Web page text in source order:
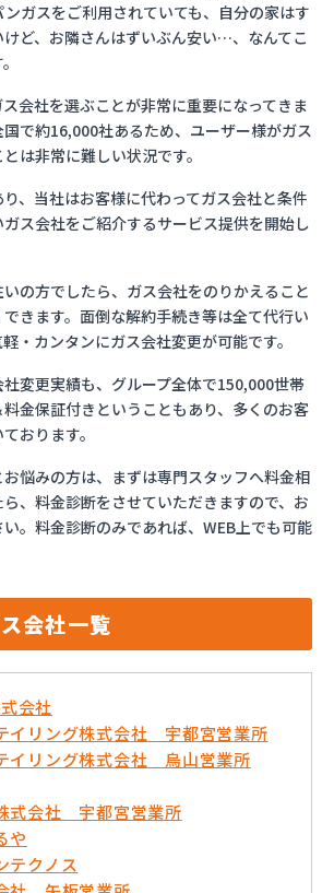
ガスをご利用されていても、自分の家はす
ど、お隣さんはずいぶん安い…、なんてこ
会社を選ぶことが非常に重要になってきま
で約16,000社あるため、ユーザー様がガス
は非常に難しい状況です。
、当社はお客様に代わってガス会社と条件
ス会社をご紹介するサービス提供を開始し
の方でしたら、ガス会社をのりかえること
きます。面倒な解約手続き等は全て代行い
・カンタンにガス会社変更が可能です。
変更実績も、グループ全体で150,000世帯
金保証付きということもあり、多くのお客
おります。
悩みの方は、まずは専門スタッフへ料金相
、料金診断をさせていただきますので、お
。料金診断のみであれば、WEB上でも可能
会社一覧
会社
イリング株式会社 宇都宮営業所
イリング株式会社 烏山営業所
式会社 宇都宮営業所
や
テクノス